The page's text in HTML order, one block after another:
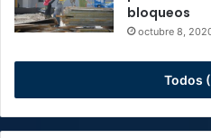
bloqueos
octubre 8,
Todos